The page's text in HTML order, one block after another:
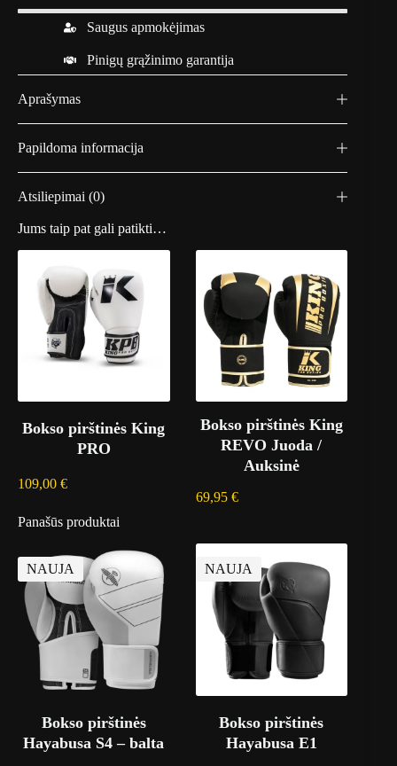
Saugus apmokėjimas
Pinigų grąžinimo garantija
Aprašymas
Papildoma informacija
Atsiliepimai (0)
Jums taip pat gali patikti…
Bokso pirštinės King
PRO
109,00 €
Bokso pirštinės King
REVO Juoda /
Auksinė
69,95 €
Panašūs produktai
NAUJA
Bokso pirštinės
Hayabusa S4 – balta
NAUJA
Bokso pirštinės
Hayabusa E1